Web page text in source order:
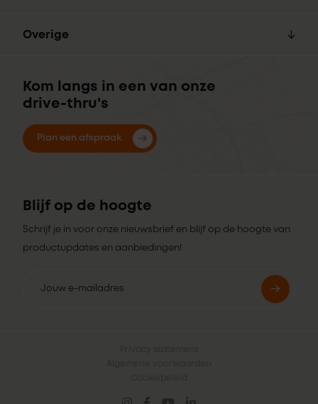
Overige
Kom langs in een van onze
drive-thru's
Plan een afspraak
Blijf op de hoogte
Schrijf je in voor onze nieuwsbrief en blijf op de hoogte van
productupdates en aanbiedingen!